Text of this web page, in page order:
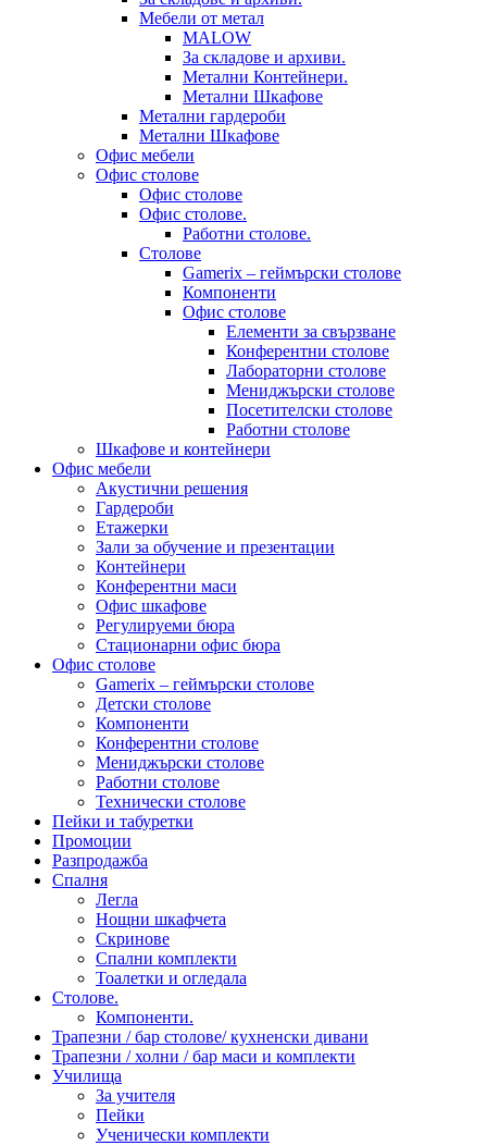
Мебели от метал
MALOW
За складове и архиви.
Метални Контейнери.
Метални Шкафове
Метални гардероби
Метални Шкафове
Офис мебели
Офис столове
Офис столове
Офис столове.
Работни столове.
Столове
Gamerix – геймърски столове
Компоненти
Офис столове
Елементи за свързване
Конферентни столове
Лабораторни столове
Мениджърски столове
Посетителски столове
Работни столове
Шкафове и контейнери
Офис мебели
Акустични решения
Гардероби
Етажерки
Зали за обучение и презентации
Контейнери
Конферентни маси
Офис шкафове
Регулируеми бюра
Стационарни офис бюра
Офис столове
Gamerix – геймърски столове
Детски столове
Компоненти
Конферентни столове
Мениджърски столове
Работни столове
Технически столове
Пейки и табуретки
Промоции
Разпродажба
Спалня
Легла
Нощни шкафчета
Скринове
Спални комплекти
Тоалетки и огледала
Столове.
Компоненти.
Трапезни / бар столове/ кухненски дивани
Трапезни / холни / бар маси и комплекти
Училища
За учителя
Пейки
Ученически комплекти